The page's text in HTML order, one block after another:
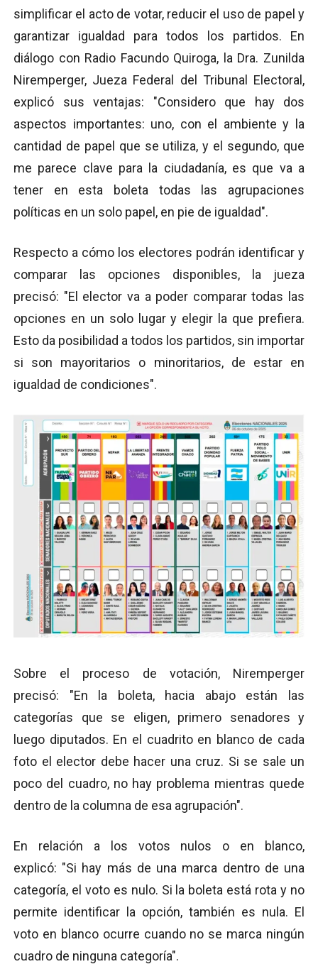
simplificar el acto de votar, reducir el uso de papel y
garantizar igualdad para todos los partidos. En
diálogo con Radio Facundo Quiroga, la Dra. Zunilda
Niremperger, Jueza Federal del Tribunal Electoral,
explicó sus ventajas: "Considero que hay dos
aspectos importantes: uno, con el ambiente y la
cantidad de papel que se utiliza, y el segundo, que
me parece clave para la ciudadanía, es que va a
tener en esta boleta todas las agrupaciones
políticas en un solo papel, en pie de igualdad".
Respecto a cómo los electores podrán identificar y
comparar las opciones disponibles, la jueza
precisó: "El elector va a poder comparar todas las
opciones en un solo lugar y elegir la que prefiera.
Esto da posibilidad a todos los partidos, sin importar
si son mayoritarios o minoritarios, de estar en
igualdad de condiciones".
Sobre el proceso de votación, Niremperger
precisó: "En la boleta, hacia abajo están las
categorías que se eligen, primero senadores y
luego diputados. En el cuadrito en blanco de cada
foto el elector debe hacer una cruz. Si se sale un
poco del cuadro, no hay problema mientras quede
dentro de la columna de esa agrupación".
En relación a los votos nulos o en blanco,
explicó: "Si hay más de una marca dentro de una
categoría, el voto es nulo. Si la boleta está rota y no
permite identificar la opción, también es nula. El
voto en blanco ocurre cuando no se marca ningún
cuadro de ninguna categoría".